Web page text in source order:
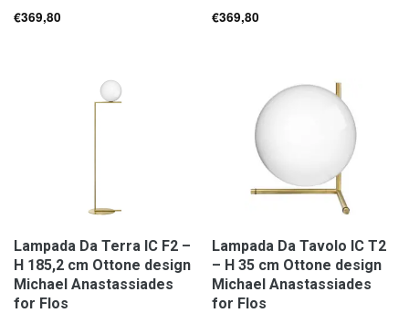
€369,80
€369,80
Lampada Da Terra IC F2 –
H 185,2 cm Ottone design
Michael Anastassiades
for Flos
Lampada Da Tavolo IC T2
– H 35 cm Ottone design
Michael Anastassiades
for Flos